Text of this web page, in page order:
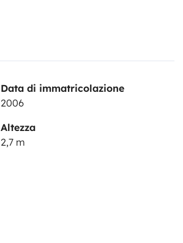
Data di immatricolazione
2006
Altezza
2,7 m